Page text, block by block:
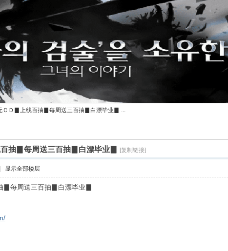
ＣＤ▊上线百抽▊每周送三百抽▊白漂毕业▊ ...
抽▊每周送三百抽▊白漂毕业▊ [复制链接]
显示全部楼层
▊每周送三百抽▊白漂毕业▊